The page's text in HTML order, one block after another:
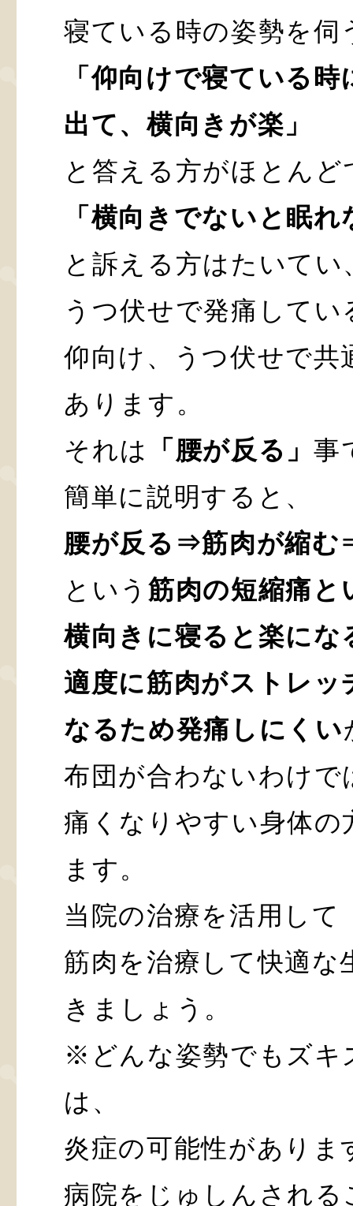
寝ている時の姿勢を伺
「仰向けで寝ている
出て、横向きが楽」
と答える方がほとんど
「横向きでないと眠れ
と訴える方はたいてい
うつ伏せで発痛してい
仰向け、うつ伏せで共
あります。
それは
「腰が反る」 事
簡単に説明すると、
腰が反る⇒筋肉が縮
という 筋肉の短縮痛と
横向きに寝ると楽にな
適度に筋肉がストレッ
なるため発痛しにくい
布団が合わないわけで
痛くなりやすい身体の
ます。
当院の治療を活用して
筋肉を治療して快適な
きましょう。
※どんな姿勢でもズキ
は、
炎症の可能性がありま
病院をじゅしんされ